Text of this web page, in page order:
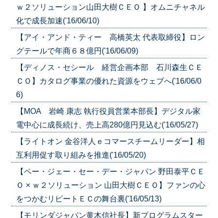
ｗ２ソリューション山田大樹ＣＥＯ 】オムニチャネル
化で成長加速('16/06/10)
【アイ・アンド・ティー 高橋英太 代表取締役】ロン
グテールで年商６８億円('16/06/09)
【ディノス・セシール 経営企画本部 石川森生ＣＥ
ＣＯ】カタログ事業の優れた資源をウェブへ('16/06/0
6)
【MOA 岩崎 康志 執行役員営業本部長】デジタル家
電中心に成長続け、売上高280億円見込む('16/05/27)
【ライトオン 金谷洋人ｅコマースチームリーダー】相
互利用促す取り組みを推進('16/05/20)
【ペー・ジェー・セー・デー・ジャパン 野田泰平ＣＥ
Ｏ × ｗ２ソリューション 山田大樹ＣＥＯ】ファンの心
をつかむリピートＥＣの舞台裏('16/05/13)
【モリンダジャパン黄木信社長】新プログラムスター